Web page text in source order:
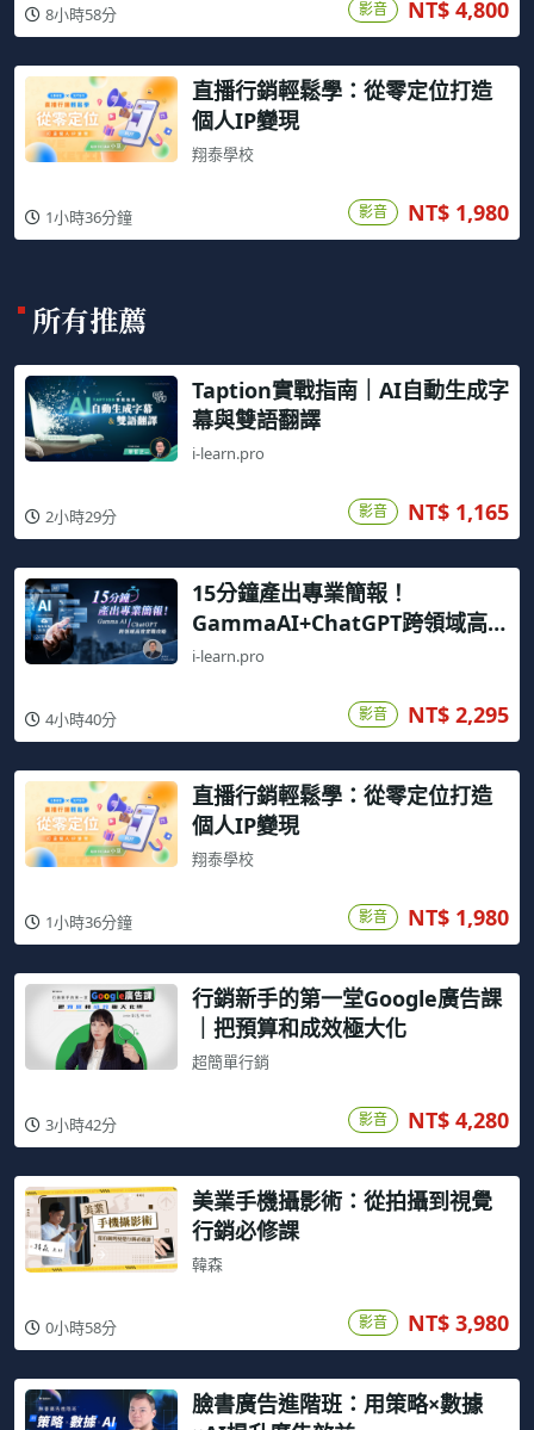
8小時58分 影音 NT$ 4,800
直播行銷輕鬆學：從零定位打造
個人IP變現
翔泰學校
1小時36分鐘 影音 NT$ 1,980
所有推薦
Taption實戰指南｜AI自動生成字
幕與雙語翻譯
i-learn.pro
2小時29分 影音 NT$ 1,165
15分鐘產出專業簡報！
GammaAI+ChatGPT跨領域高效
實戰攻略
i-learn.pro
4小時40分 影音 NT$ 2,295
直播行銷輕鬆學：從零定位打造
個人IP變現
翔泰學校
1小時36分鐘 影音 NT$ 1,980
行銷新手的第一堂Google廣告課
｜把預算和成效極大化
超簡單行銷
3小時42分 影音 NT$ 4,280
美業手機攝影術：從拍攝到視覺
行銷必修課
韓森
0小時58分 影音 NT$ 3,980
臉書廣告進階班：用策略×數據